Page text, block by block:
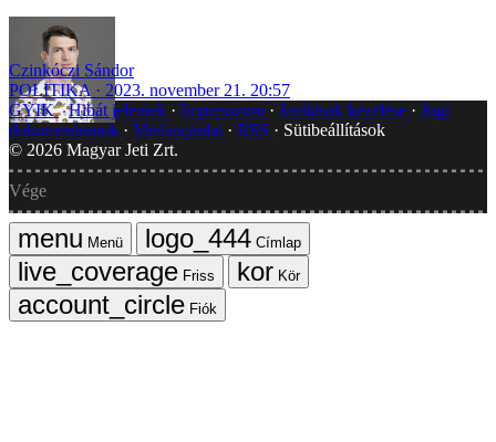
Czinkóczi Sándor
POLITIKA
2023. november 21. 20:57
GYIK Hibát jelentek Impresszum Javítások kezelése
Jogi
dokumentumok
Médiaajánlat RSS
Sütibeállítások
© 2026 Magyar Jeti Zrt.
Vége
Menü
Címlap
Friss
Kör
Fiók